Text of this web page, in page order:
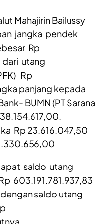
kewajiban
dalam jangka
Rp
Mahajirin Bailussy
jangka pendek
Rp
utang
Rp
panjang kepada
BUMN (PT Sarana
Rp 23.616.047,50
saldo utang